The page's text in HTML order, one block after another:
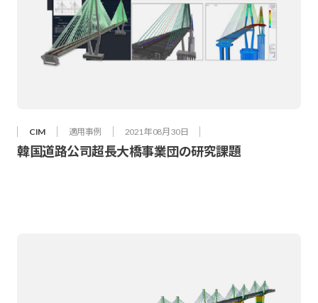
CIM 適用事例 2021年 08月 30日
韓国道路公司超長大橋事業団の研究課題